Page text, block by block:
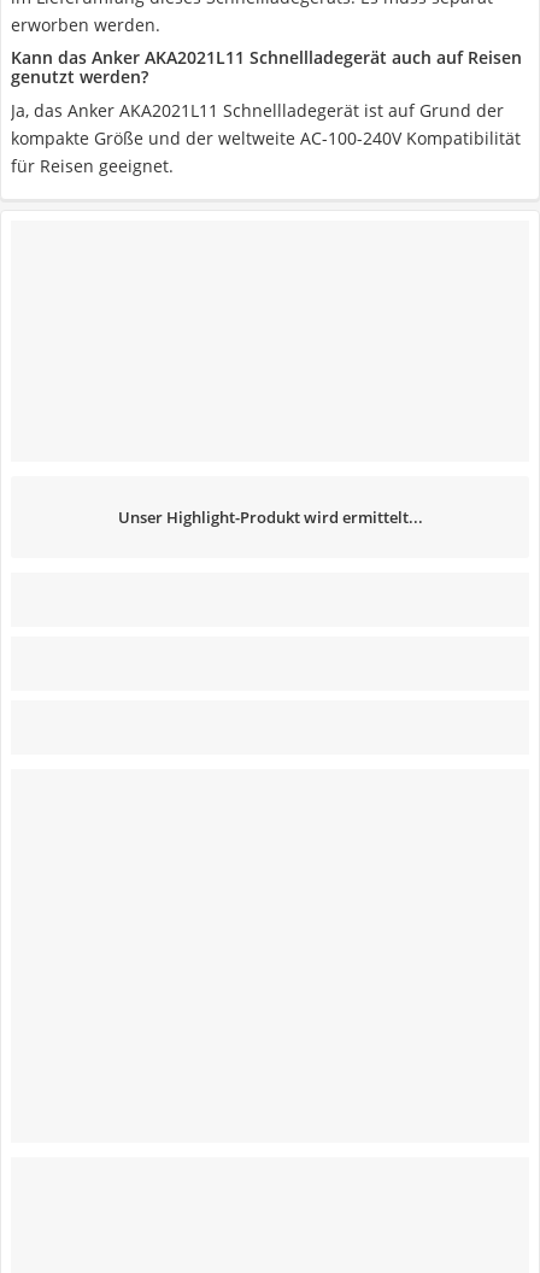
erworben werden.
Kann das Anker AKA2021L11 Schnellladegerät auch auf Reisen
genutzt werden?
Ja, das Anker AKA2021L11 Schnellladegerät ist auf Grund der
kompakte Größe und der weltweite AC-100-240V Kompatibilität
für Reisen geeignet.
Unser Highlight-Produkt wird ermittelt...